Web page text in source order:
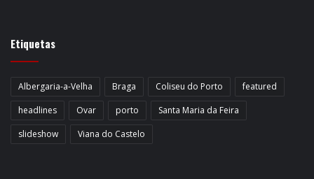
Etiquetas
Albergaria-a-Velha Braga Coliseu do Porto
featured
headlines
Ovar porto
Santa Maria da Feira
slideshow
Viana do Castelo